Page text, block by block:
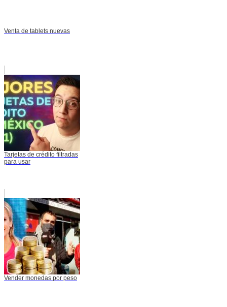
Venta de tablets nuevas
Tarjetas de crédito filtradas
para usar
Vender monedas por peso